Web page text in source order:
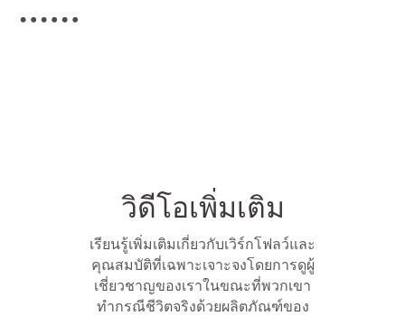
วิดีโอเพิ่มเติม
เรียนรู้เพิ่มเติมเกี่ยวกับเวิร์กโฟลว์และ
คุณสมบัติที่เฉพาะเจาะจงโดยการดูผู้
เชี่ยวชาญของเราในขณะที่พวกเขา
ทำกรณีชีวิตจริงด้วยผลิตภัณฑ์ของ